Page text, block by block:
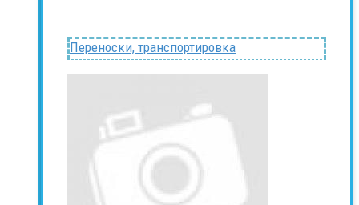
Переноски, транспортировка